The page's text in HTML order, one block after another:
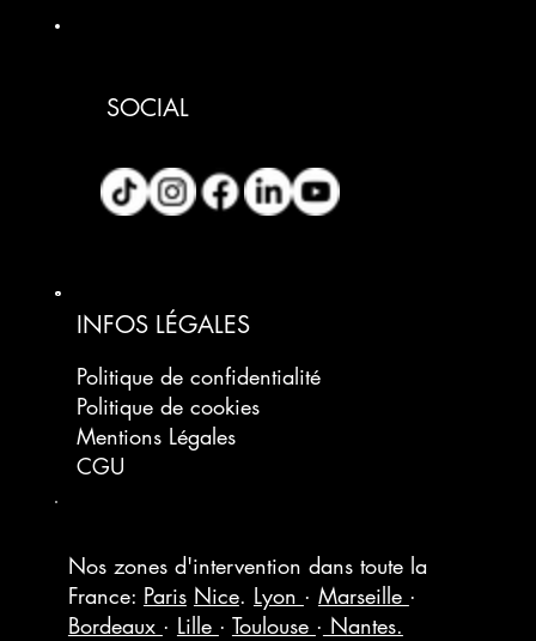
Nos zones d'intervention dans toute la
France: Paris Nice. Lyon · Marseille ·
Bordeaux · Lille · Toulouse · Nantes.
SOCIAL
INFOS LÉGALES
Politique de confidentialité
Politique de cookies
Mentions Légales
CGU